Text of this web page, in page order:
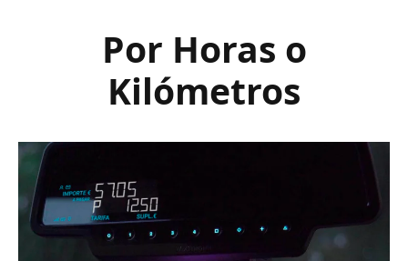
Por Horas o
Kilómetros